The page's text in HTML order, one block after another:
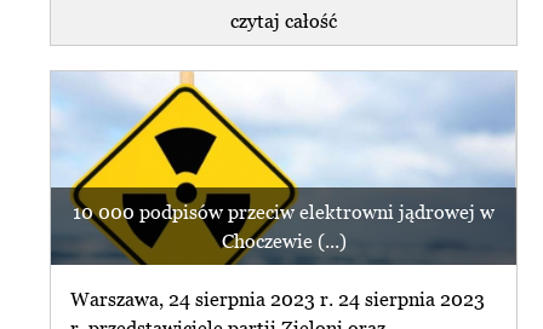
czytaj całość
10 000 podpisów przeciw elektrowni jądrowej w
Choczewie (...)
Warszawa, 24 sierpnia 2023 r. 24 sierpnia 2023